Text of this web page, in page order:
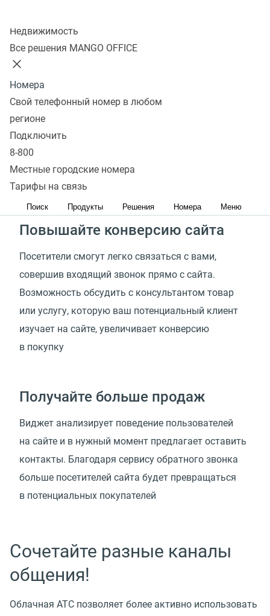
Недвижимость
Все решения MANGO OFFICE
Номера
Свой телефонный номер в любом
регионе
Подключить
8-800
Местные городские номера
Тарифы на связь
Поиск Продукты Решения Номера Меню
Установите виджет
Обратного звонка
Увеличьте количество звонков
Потенциальные клиенты могут уйти и выбрать
Сервис обратного звонка— отличная возможность
Повышайте конверсию сайта
Посетители смогут легко связаться с вами,
совершив входящий звонок прямо с сайта.
Возможность обсудить с консультантом товар
или услугу, которую ваш потенциальный клиент
изучает на сайте, увеличивает конверсию
в покупку
Получайте больше продаж
Виджет анализирует поведение пользователей
на сайте и в нужный момент предлагает оставить
контакты. Благодаря сервису обратного звонка
больше посетителей сайта будет превращаться
в потенциальных покупателей
Сочетайте разные каналы
общения!
Облачная АТС позволяет более активно использовать